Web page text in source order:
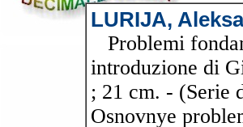
LURIJA,
Problemi
introduzione di
; 21 cm. - (Serie
Osnovnye